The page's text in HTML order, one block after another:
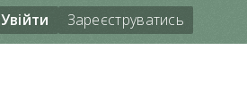
Увійти Зареєструватись